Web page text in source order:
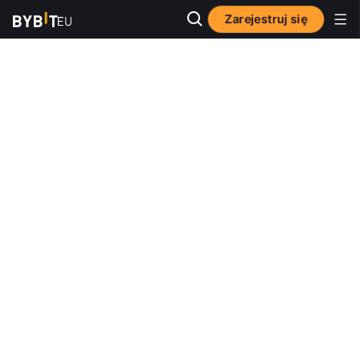
Zarejestruj się